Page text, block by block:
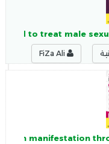
used to treat male
manifestation